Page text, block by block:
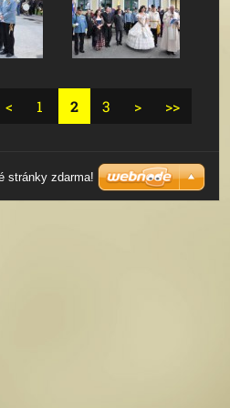
< 1 2 3 > >>
stránky zdarma!